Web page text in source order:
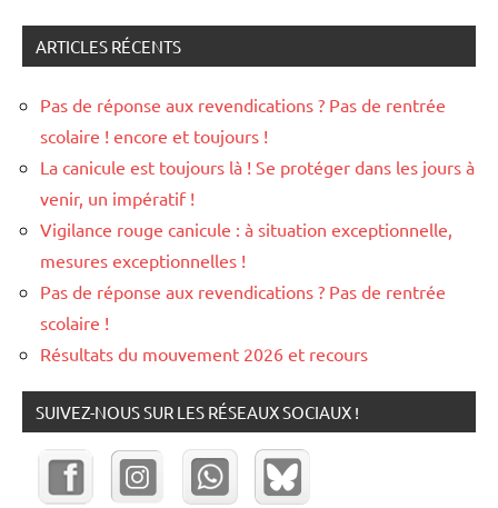
ARTICLES RÉCENTS
Pas de réponse aux revendications ? Pas de rentrée
scolaire ! encore et toujours !
La canicule est toujours là ! Se protéger dans les jours à
venir, un impératif !
Vigilance rouge canicule : à situation exceptionnelle,
mesures exceptionnelles !
Pas de réponse aux revendications ? Pas de rentrée
scolaire !
Résultats du mouvement 2026 et recours
SUIVEZ-NOUS SUR LES RÉSEAUX SOCIAUX !